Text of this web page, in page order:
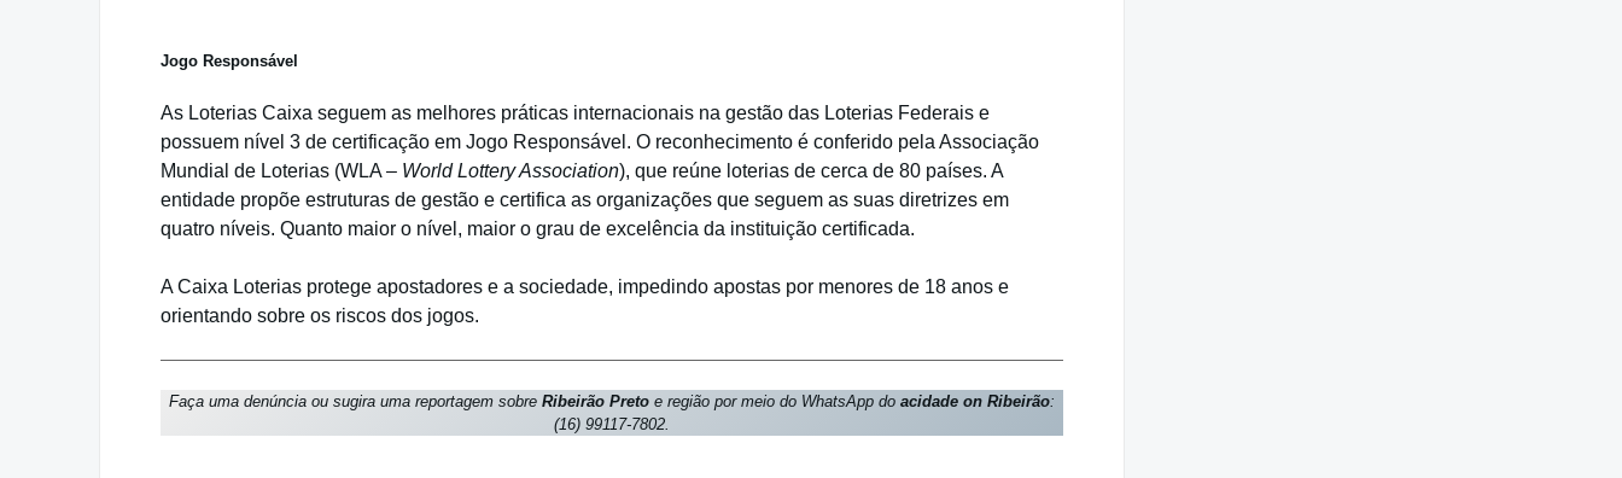
Jogo Responsável
As Loterias Caixa seguem as melhores práticas internacionais na gestão das Loterias Federais e
possuem nível 3 de certificação em Jogo Responsável. O reconhecimento é conferido pela Associação
Mundial de Loterias (WLA – World Lottery Association), que reúne loterias de cerca de 80 países. A
entidade propõe estruturas de gestão e certifica as organizações que seguem as suas diretrizes em
quatro níveis. Quanto maior o nível, maior o grau de excelência da instituição certificada.
A Caixa Loterias protege apostadores e a sociedade, impedindo apostas por menores de 18 anos e
orientando sobre os riscos dos jogos.
Faça uma denúncia ou sugira uma reportagem sobre Ribeirão Preto e região por meio do WhatsApp do acidade on Ribeirão:
(16) 99117-7802.